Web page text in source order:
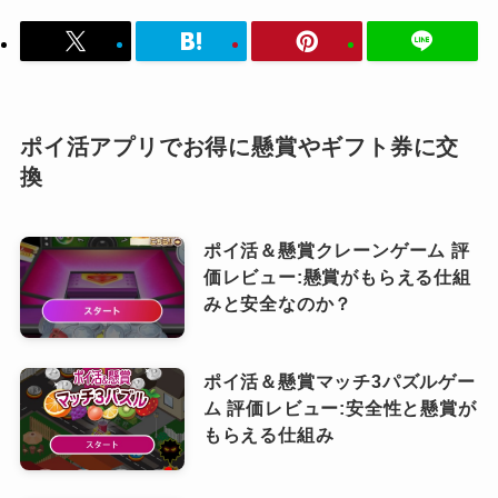
ポイ活アプリでお得に懸賞やギフト券に交
換
ポイ活＆懸賞クレーンゲーム 評
価レビュー:懸賞がもらえる仕組
みと安全なのか？
ポイ活＆懸賞マッチ3パズルゲー
ム 評価レビュー:安全性と懸賞が
もらえる仕組み